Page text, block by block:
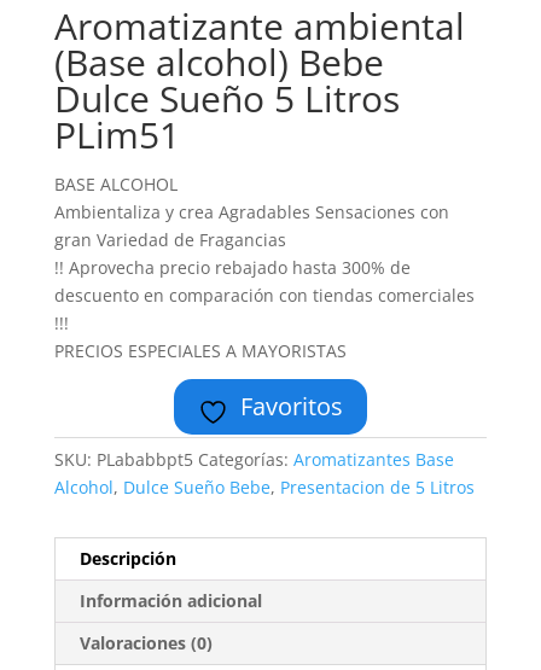
Aromatizante ambiental
(Base alcohol) Bebe
Dulce Sueño 5 Litros
PLim51
BASE ALCOHOL
Ambientaliza y crea Agradables Sensaciones con
gran Variedad de Fragancias
!! Aprovecha precio rebajado hasta 300% de
descuento en comparación con tiendas comerciales
!!!
PRECIOS ESPECIALES A MAYORISTAS
Favoritos
SKU: PLababbpt5 Categorías: Aromatizantes Base
Alcohol, Dulce Sueño Bebe, Presentacion de 5 Litros
Descripción
Información adicional
Valoraciones (0)